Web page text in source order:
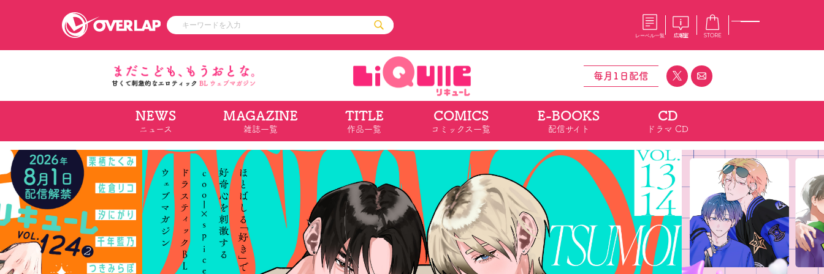
レーベル一覧 広報室 STORE
コミッククリエ
LiQulle
ラブパルフェ
ライトノベル
ノベルス
ノベルスf
ロサージュノベルス
その他
コミックエッセイ
ポケットモンスター
アニメ
ゲーム
通販・NEWS
OVERLAP STORE
オーバーラップ広報室
採用情報
アクセス
オーバーラップホールディングス
お問い合わせはこちら
オーバーラップ文庫 オーバーラップノベルス オーバーラップノベルスf ロサージュノベルス コミックガルド
コミッククリエ リキューレ コミックパルフェ コミックエッセイ
毎月1日配信
NEWS
ニュース
MAGAZINE
雑誌一覧
TITLE
作品一覧
COMICS
コミックス一覧
E-BOOKS
配信サイト
CD
ドラマ CD